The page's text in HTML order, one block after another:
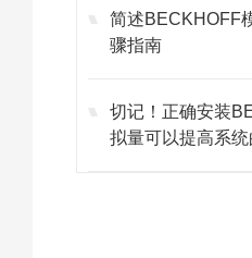
简述BECKHOFF
骤指南
切记！正确安装
拟量可以提高系